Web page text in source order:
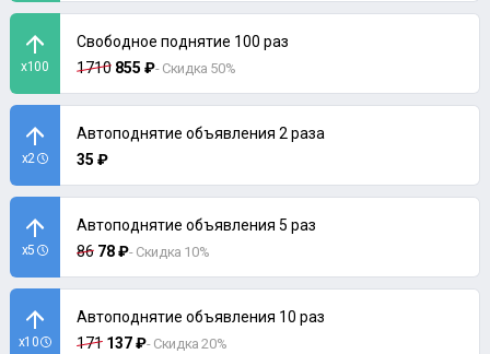
x100
Свободное поднятие 100 раз
1710 855 ₽- Скидка 50%
x2
Автоподнятие объявления 2 раза
35 ₽
x5
Автоподнятие объявления 5 раз
86 78 ₽- Скидка 10%
x10
Автоподнятие объявления 10 раз
171 137 ₽- Скидка 20%